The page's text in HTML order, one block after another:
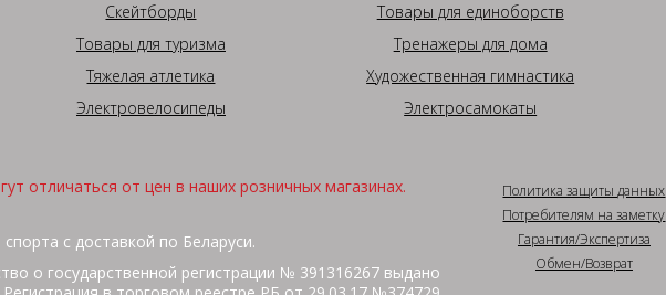
Скейтборды
Товары для единоборств
Товары для туризма
Тренажеры для дома
Тяжелая атлетика
Художественная гимнастика
Электровелосипеды
Электросамокаты
отличаться от цен в наших розничных магазинах.
с доставкой по Беларуси.
о государственной регистрации № 391316267 выдано
Политика защиты данных
Потребителям на заметку
Гарантия/Экспертиза
Обмен/Возврат